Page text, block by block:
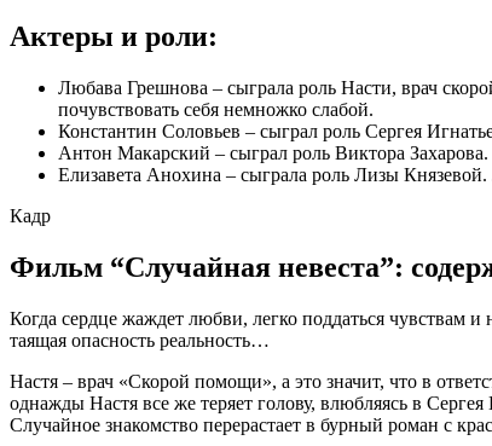
Актеры и роли:
Любава Грешнова – сыграла роль Насти, врач
почувствовать себя немножко слабой.
Константин Соловьев – сыграл роль Сергея
Антон Макарский – сыграл роль Виктора
Елизавета Анохина – сыграла роль Лизы
Кадр
Фильм “Случайная невеста”:
Когда сердце жаждет любви, легко поддаться чувствам
таящая опасность реальность…
Настя – врач «Скорой помощи», а это значит, что в
однажды Настя все же теряет голову, влюбляясь в
Случайное знакомство перерастает в бурный роман с